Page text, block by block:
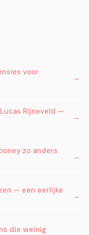
voor
Rijneveld —
zo anders
— een eerlijke
die weinig